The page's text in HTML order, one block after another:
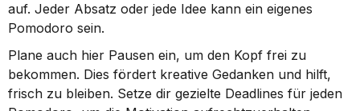
auf. Jeder Absatz oder jede Idee kann ein eigenes
Pomodoro sein.
Plane auch hier Pausen ein, um den Kopf frei zu
bekommen. Dies fördert kreative Gedanken und hilft,
frisch zu bleiben. Setze dir gezielte Deadlines für jeden